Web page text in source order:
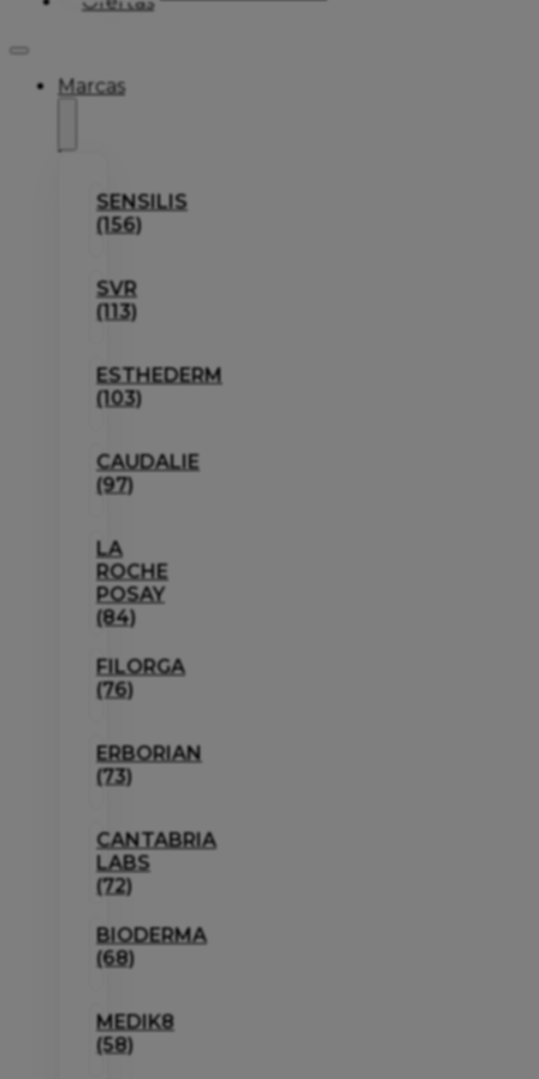
Marcas
SENSILIS
(156)
SVR
(113)
ESTHEDERM
(103)
CAUDALIE
(97)
LA
ROCHE
POSAY
(84)
FILORGA
(76)
ERBORIAN
(73)
CANTABRIA
LABS
(72)
BIODERMA
(68)
MEDIK8
(58)